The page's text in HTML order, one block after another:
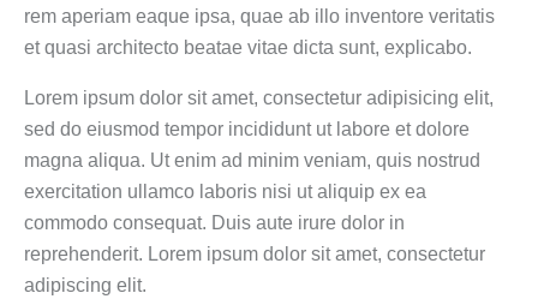
rem aperiam eaque ipsa, quae ab illo inventore veritatis
et quasi architecto beatae vitae dicta sunt, explicabo.
Lorem ipsum dolor sit amet, consectetur adipisicing elit,
sed do eiusmod tempor incididunt ut labore et dolore
magna aliqua. Ut enim ad minim veniam, quis nostrud
exercitation ullamco laboris nisi ut aliquip ex ea
commodo consequat. Duis aute irure dolor in
reprehenderit. Lorem ipsum dolor sit amet, consectetur
adipiscing elit.